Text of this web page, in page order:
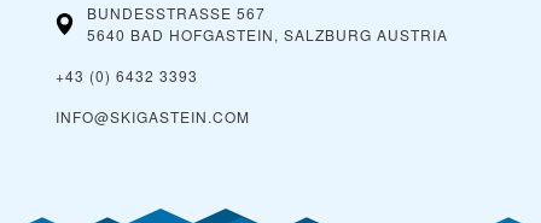
BUNDESSTRASSE 567
5640 BAD HOFGASTEIN, SALZBURG AUSTRIA
+43 (0) 6432 3393
INFO@SKIGASTEIN.COM